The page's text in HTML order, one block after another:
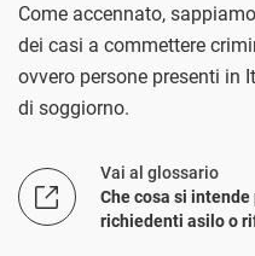
Come accennato,
dei casi a commettere
ovvero persone presenti in
di soggiorno.
Vai al glossario
Che cosa si
richiedenti asilo o